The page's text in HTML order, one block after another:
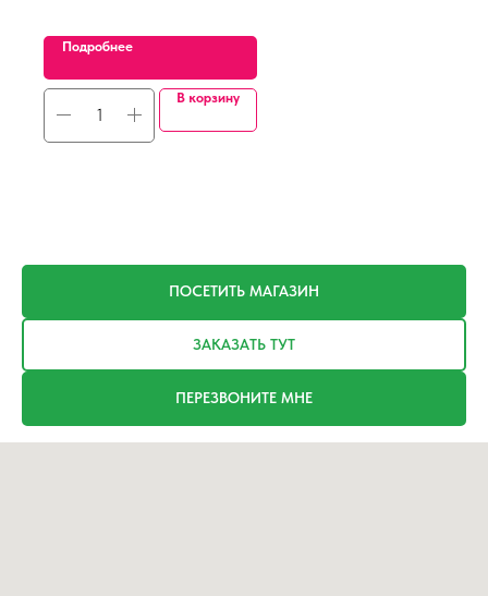
Подробнее
В корзину
ПОСЕТИТЬ МАГАЗИН
ЗАКАЗАТЬ ТУТ
ПЕРЕЗВОНИТЕ МНЕ